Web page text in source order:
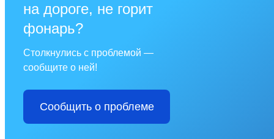
на дороге, не горит
фонарь?
Столкнулись с проблемой —
сообщите о ней!
Сообщить о проблеме